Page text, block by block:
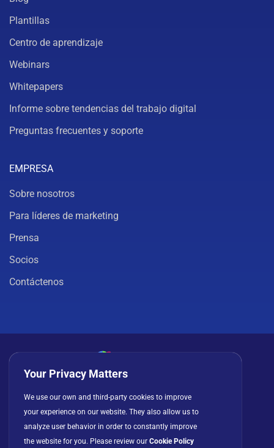
Plantillas
Centro de aprendizaje
Webinars
Whitepapers
Informe sobre tendencias del trabajo digital
Preguntas frecuentes y soporte
EMPRESA
Sobre nosotros
Para líderes de marketing
Prensa
Socios
Contáctenos
Política de privacidad Cookies
Acuerdo de licencia
Your Privacy Matters
We use our own and third-party cookies to improve
your experience on our website. They also allow us to
analyze user behavior in order to constantly improve
the website for you. Please review our Cookie Policy